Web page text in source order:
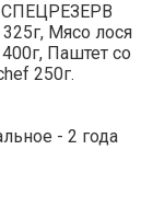
СПЕЦРЕЗЕРВ
Мясо лося
Паштет со
250г.
- 2 года